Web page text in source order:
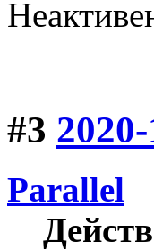
#3
Parallel